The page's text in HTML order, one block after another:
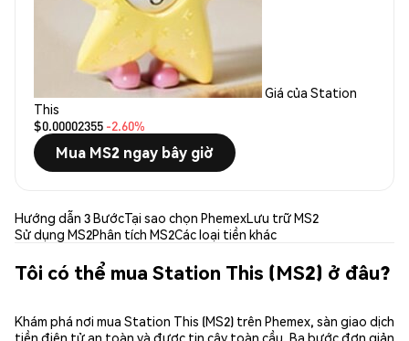
Giá của Station
This
$0.00002355 -2.60%
Mua MS2 ngay bây giờ
Hướng dẫn 3 BướcTại sao chọn PhemexLưu trữ MS2
Sử dụng MS2Phân tích MS2Các loại tiền khác
Tôi có thể mua Station This (MS2) ở đâu?
Khám phá nơi mua Station This (MS2) trên Phemex, sàn giao dịch
tiền điện tử an toàn và được tin cậy toàn cầu. Ba bước đơn giản